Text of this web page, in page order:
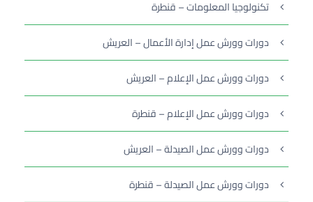
تكنولوجيا المعلومات – قنطرة
دورات وورش عمل إدارة الأعمال – العريش
دورات وورش عمل الإعلام – العريش
دورات وورش عمل الإعلام – قنطرة
دورات وورش عمل الصيدلة – العريش
دورات وورش عمل الصيدلة – قنطرة